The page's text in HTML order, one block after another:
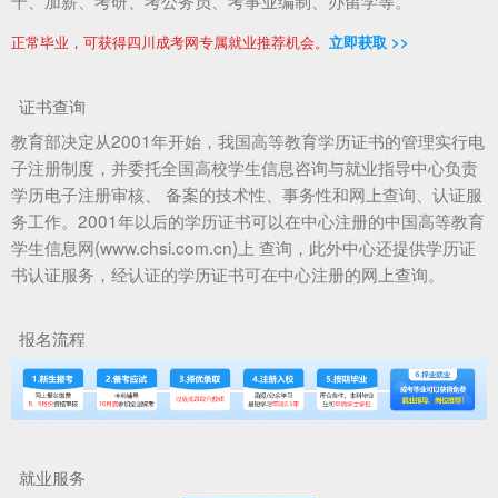
正常毕业，可获得四川成考网专属就业推荐机会。 立即获取 >>
证书查询
教育部决定从2001年开始，我国高等教育学历证书的管理实行电
子注册制度，并委托全国高校学生信息咨询与就业指导中心负责
学历电子注册审核、 备案的技术性、事务性和网上查询、认证服
务工作。2001年以后的学历证书可以在中心注册的中国高等教育
学生信息网(www.chsi.com.cn)上 查询，此外中心还提供学历证
书认证服务，经认证的学历证书可在中心注册的网上查询。
报名流程
就业服务